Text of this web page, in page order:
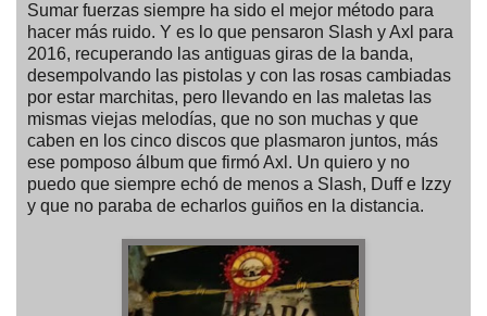
Sumar fuerzas siempre ha sido el mejor método para
hacer más ruido. Y es lo que pensaron Slash y Axl para
2016, recuperando las antiguas giras de la banda,
desempolvando las pistolas y con las rosas cambiadas
por estar marchitas, pero llevando en las maletas las
mismas viejas melodías, que no son muchas y que
caben en los cinco discos que plasmaron juntos, más
ese pomposo álbum que firmó Axl. Un quiero y no
puedo que siempre echó de menos a Slash, Duff e Izzy
y que no paraba de echarlos guiños en la distancia.